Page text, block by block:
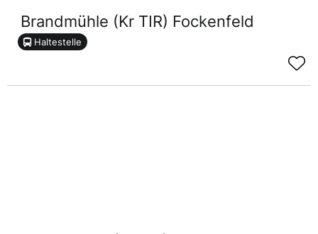
Brandmühle (Kr TIR) Fockenfeld
Haltestelle